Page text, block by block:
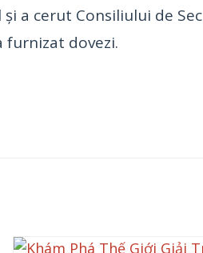
a cerut Consiliului de
dovezi.